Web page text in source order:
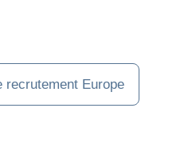
recrutement Europe